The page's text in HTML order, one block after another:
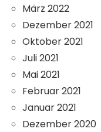
März 2022
Dezember 2021
Oktober 2021
Juli 2021
Mai 2021
Februar 2021
Januar 2021
Dezember 2020